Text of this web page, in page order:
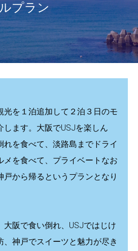
ルプラン
光を１泊追加して２泊３日のモ
します。大阪でUSJを楽しん
れを食べて、淡路島までドライ
メを食べて、プライベートなお
戸から帰るというプランとなり
大阪で食い倒れ、USJではじけ
、神戸でスイーツと魅力が尽き